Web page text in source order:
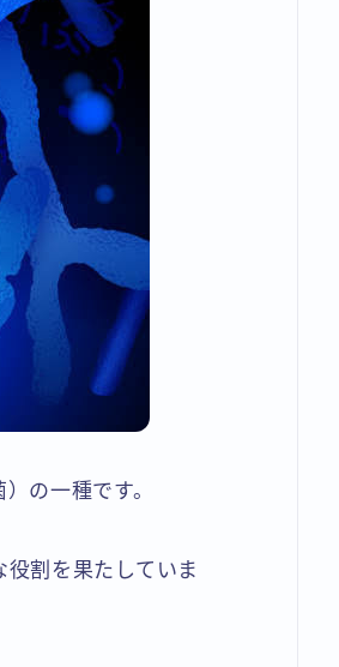
の一種です。
割を果たしていま